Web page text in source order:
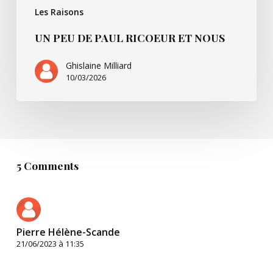
Les Raisons
UN PEU DE PAUL RICOEUR ET NOUS
Ghislaine Milliard
10/03/2026
5 Comments
Pierre Hélène-Scande
21/06/2023 à 11:35